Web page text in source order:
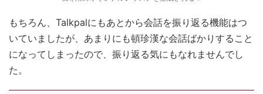
もちろん、Talkpalにもあとから会話を振り返る機能はつ
いていましたが、あまりにも頓珍漢な会話ばかりすること
になってしまったので、振り返る気にもなれませんでし
た。